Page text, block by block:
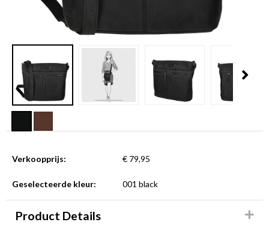
Verkoopprijs: € 79,95
Geselecteerde kleur: 001 black
Product Details